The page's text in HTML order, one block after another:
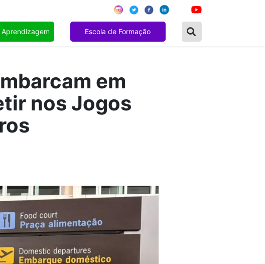
Escola de Formação
em
nos Jogos